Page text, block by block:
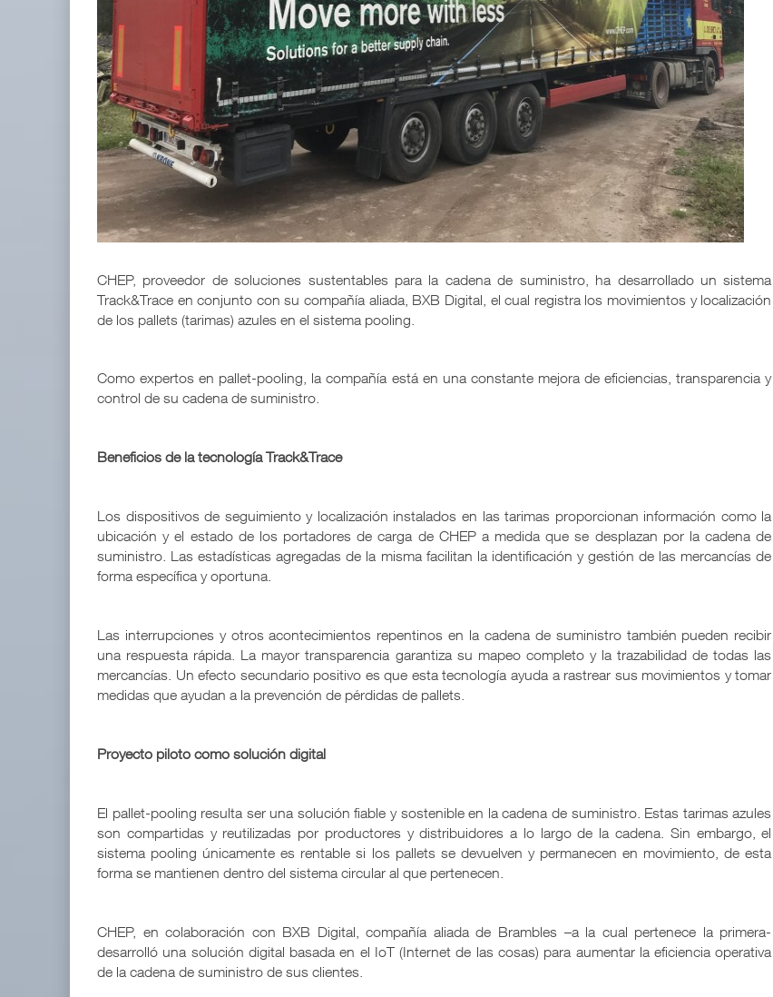
CHEP, proveedor de soluciones sustentables para la cadena de suministro, ha desarrollado un sistema
Track&Trace en conjunto con su compañía aliada, BXB Digital, el cual registra los movimientos y localización
de los pallets (tarimas) azules en el sistema pooling.
Como expertos en pallet-pooling, la compañía está en una constante mejora de eficiencias, transparencia y
control de su cadena de suministro.
Beneficios de la tecnología Track&Trace
Los dispositivos de seguimiento y localización instalados en las tarimas proporcionan información como la
ubicación y el estado de los portadores de carga de CHEP a medida que se desplazan por la cadena de
suministro. Las estadísticas agregadas de la misma facilitan la identificación y gestión de las mercancías de
forma específica y oportuna.
Las interrupciones y otros acontecimientos repentinos en la cadena de suministro también pueden recibir
una respuesta rápida. La mayor transparencia garantiza su mapeo completo y la trazabilidad de todas las
mercancías. Un efecto secundario positivo es que esta tecnología ayuda a rastrear sus movimientos y tomar
medidas que ayudan a la prevención de pérdidas de pallets.
Proyecto piloto como solución digital
El pallet-pooling resulta ser una solución fiable y sostenible en la cadena de suministro. Estas tarimas azules
son compartidas y reutilizadas por productores y distribuidores a lo largo de la cadena. Sin embargo, el
sistema pooling únicamente es rentable si los pallets se devuelven y permanecen en movimiento, de esta
forma se mantienen dentro del sistema circular al que pertenecen.
CHEP, en colaboración con BXB Digital, compañía aliada de Brambles –a la cual pertenece la primera-
desarrolló una solución digital basada en el IoT (Internet de las cosas) para aumentar la eficiencia operativa
de la cadena de suministro de sus clientes.
EE.UU. plantea nuevas restricciones para tripul
APM Terminals incrementa equipamiento para movi
05 AGO 2026
TMAZ eleva 77% movimiento de carga suelta y ser
05 AGO 2026
EE.UU. plantea nuevas restricciones para tripul
05 AGO 2026
APM Terminals incrementa equipamiento para movi
05 AGO 2026
TMAZ eleva 77% movimiento de carga suelta y ser
05 AGO 2026